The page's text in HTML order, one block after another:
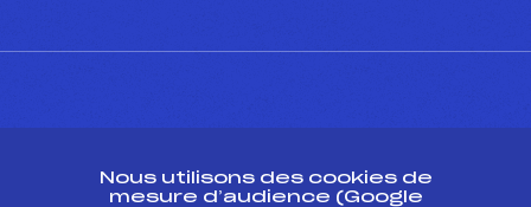
Nous utilisons des cookies de
mesure d’audience (Google